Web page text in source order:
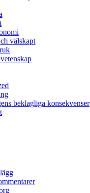
välskapt
beklagliga konsekvenser